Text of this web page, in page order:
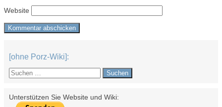
Website
[ohne Porz-Wiki]:
Suchen
nach:
Unterstützen Sie Website und Wiki: